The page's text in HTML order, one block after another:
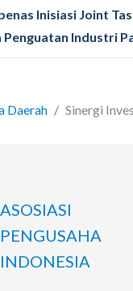
Inisiasi Joint
Penguatan Industri
Daerah Sinergi
ASOSIASI
PENGUSAHA
INDONESIA